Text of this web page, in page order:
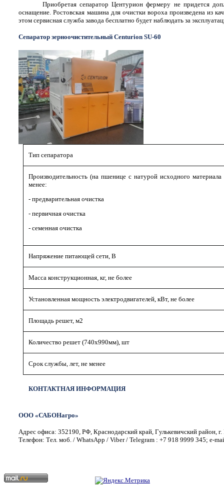
Приобретая сепаратор Центурион фермеру не придется
оснащение. Ростовская машина для очистки вороха произведена из
этом сервисная служба завода бесплатно будет наблюдать за
Сепаратор зерноочистительный Centurion SU-60
Тип сепаратора
Производительность (на пшенице с натурой исходного
менее:
- предварительная очистка
- первичная очистка
- семенная очистка
Напряжение питающей сети, В
Масса конструкционная, кг, не более
Установленная мощность электродвигателей, кВт, не более
Площадь решет, м2
Количество решет (740х990мм), шт
Срок службы, лет, не менее
КОНТАКТНАЯ ИНФОРМАЦИЯ
ООО «САБОНагро»
Адрес офиса: 352190, РФ, Краснодарский край, Гулькевичский район,
Телефон: Тел. моб. / WhatsApp / Viber / Telegram : +7 918 9999 345; e-